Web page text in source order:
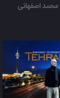
محمد اصفهانی